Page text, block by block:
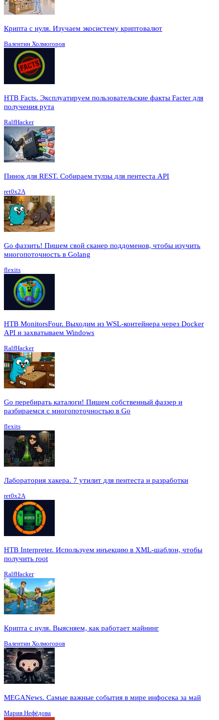
Крипта с нуля. Изучаем экосистему криптовалют
Валентин Холмогоров
HTB Facts. Эксплуатируем пользовательские факты Facter для
получения рута
RalfHacker
Пинок для REST. Собираем тулзы для пентеста API
ret0x2A
Go фаззить! Пишем свой сканер поддоменов, чтобы изучить
многопоточность в Golang
flexits
HTB MonitorsFour. Выходим из WSL-контейнера через Docker
API и захватываем Windows
RalfHacker
Go перебирать каталоги! Пишем собственный фаззер и
разбираемся с многопоточностью в Go
flexits
Лаборатория хакера. 7 утилит для пентеста и разработки
ret0x2A
HTB Interpreter. Используем инъекцию в XML-шаблон, чтобы
получить root
RalfHacker
Крипта с нуля. Выясняем, как работает майнинг
Валентин Холмогоров
MEGANews. Cамые важные события в мире инфосека за май
Мария Нефёдова